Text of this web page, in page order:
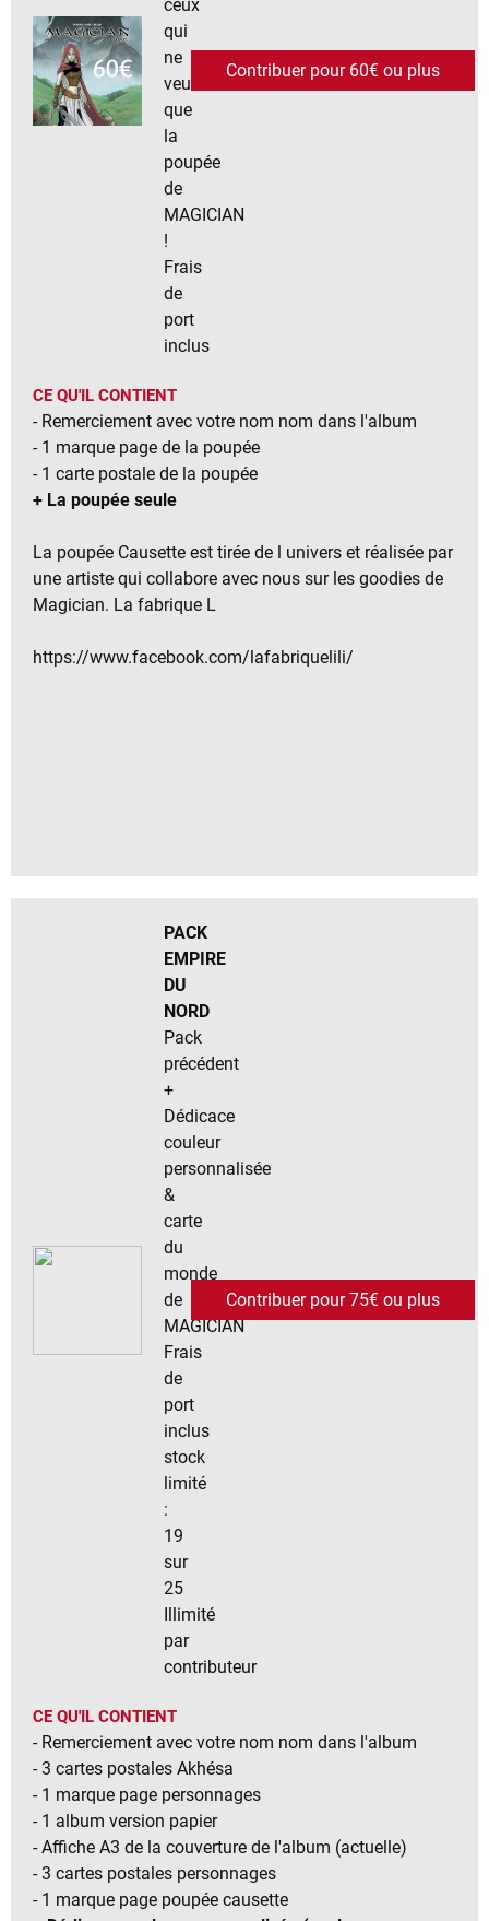
ceux
qui
ne
veulent
que
la
poupée
de
MAGICIAN
!
Frais
de
port
inclus
Contribuer pour 60€ ou plus
CE QU'IL CONTIENT
- Remerciement avec votre nom nom dans l'album
- 1 marque page de la poupée
- 1 carte postale de la poupée
+ La poupée seule
La poupée Causette est tirée de l univers et réalisée par
une artiste qui collabore avec nous sur les goodies de
Magician. La fabrique L
https://www.facebook.com/lafabriquelili/
PACK
EMPIRE
DU
NORD
Pack
précédent
+
Dédicace
couleur
personnalisée
&
carte
du
monde
de
MAGICIAN
Frais
de
port
inclus
stock
limité
:
19
sur
25
Illimité
par
contributeur
Contribuer pour 75€ ou plus
CE QU'IL CONTIENT
- Remerciement avec votre nom nom dans l'album
- 3 cartes postales Akhésa
- 1 marque page personnages
- 1 album version papier
- Affiche A3 de la couverture de l'album (actuelle)
- 3 cartes postales personnages
- 1 marque page poupée causette